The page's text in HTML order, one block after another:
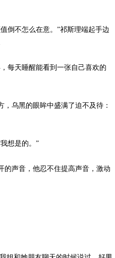
不怎么在意。”祁斯理端起手边
天睡醒能看到一张自己喜欢的
乌黑的眼眸中盛满了迫不及待：
想是的。”
声音，他忍不住提高声音，激动